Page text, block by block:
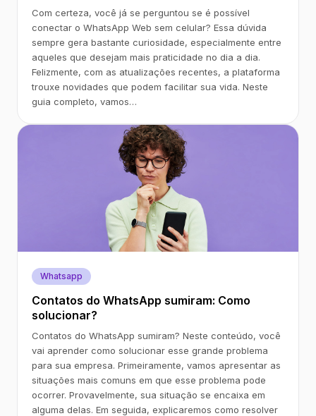
Com certeza, você já se perguntou se é possível
conectar o WhatsApp Web sem celular? Essa dúvida
sempre gera bastante curiosidade, especialmente entre
aqueles que desejam mais praticidade no dia a dia.
Felizmente, com as atualizações recentes, a plataforma
trouxe novidades que podem facilitar sua vida. Neste
guia completo, vamos…
Whatsapp
Contatos do WhatsApp sumiram: Como
solucionar?
Contatos do WhatsApp sumiram? Neste conteúdo, você
vai aprender como solucionar esse grande problema
para sua empresa. Primeiramente, vamos apresentar as
situações mais comuns em que esse problema pode
ocorrer. Provavelmente, sua situação se encaixa em
alguma delas. Em seguida, explicaremos como resolver